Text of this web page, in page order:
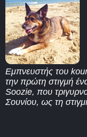
Εμπνευστής του
την πρώτη στιγμή
Soozie, που
Σουνίου, ως τη